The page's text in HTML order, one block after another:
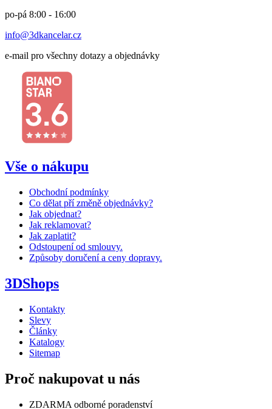
po-pá 8:00 - 16:00
info@3dkancelar.cz
e-mail pro všechny dotazy a objednávky
Vše o nákupu
Obchodní podmínky
Co dělat pří změně objednávky?
Jak objednat?
Jak reklamovat?
Jak zaplatit?
Odstoupení od smlouvy.
Způsoby doručení a ceny dopravy.
3DShops
Kontakty
Slevy
Články
Katalogy
Sitemap
Proč nakupovat u nás
ZDARMA odborné poradenství